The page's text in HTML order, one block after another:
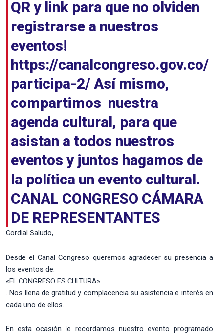
QR y link para que no olviden
registrarse a nuestros
eventos!
https://canalcongreso.gov.co/
participa-2/ Así mismo,
compartimos nuestra
agenda cultural, para que
asistan a todos nuestros
eventos y juntos hagamos de
la política un evento cultural.
CANAL CONGRESO CÁMARA
DE REPRESENTANTES
Cordial Saludo,
Desde el Canal Congreso queremos agradecer su presencia a
los eventos de:
«EL CONGRESO ES CULTURA»
. Nos llena de gratitud y complacencia su asistencia e interés en
cada uno de ellos.
En esta ocasión le recordamos nuestro evento programado